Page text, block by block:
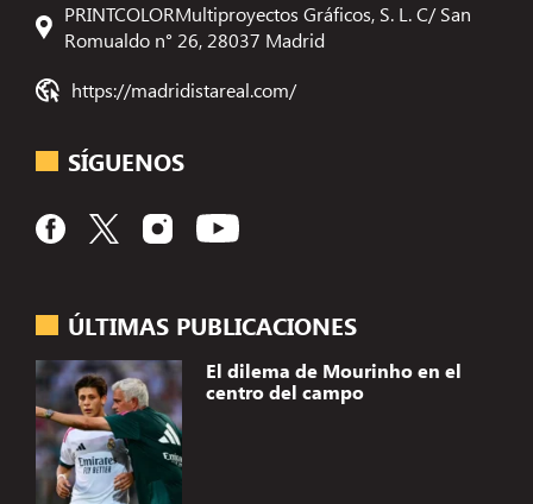
ÚLTIMAS PUBLICACIONES
El dilema de Mourinho en el
centro del campo
PRINTCOLORMultiproyectos Gráficos, S. L. C/ San
Romualdo n° 26, 28037 Madrid
https://madridistareal.com/
SÍGUENOS